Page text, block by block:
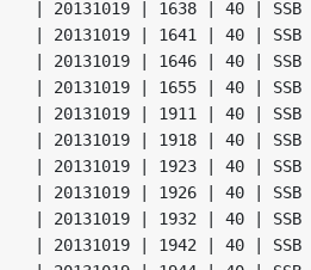
| 20131019 | 1638 | 40 |
| 20131019 | 1641 | 40 |
| 20131019 | 1646 | 40 |
| 20131019 | 1655 | 40 |
| 20131019 | 1911 | 40 |
| 20131019 | 1918 | 40 |
| 20131019 | 1923 | 40 |
| 20131019 | 1926 | 40 |
| 20131019 | 1932 | 40 |
| 20131019 | 1942 | 40 |